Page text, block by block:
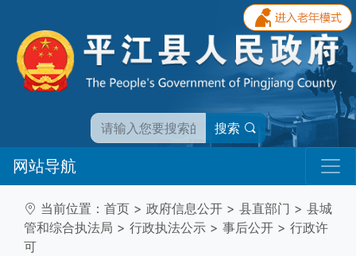
搜索
网站导航
当前位置： 首页 > 政府信息公开 > 县直部门 > 县城
管和综合执法局 > 行政执法公示 > 事后公开 > 行政许
可